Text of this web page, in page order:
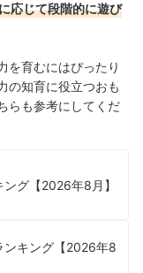
応じて段階的に遊び
を育むにはぴったり
の知育に役立つおも
らも参考にしてくだ
グ【2026年8月】
ンキング【2026年8